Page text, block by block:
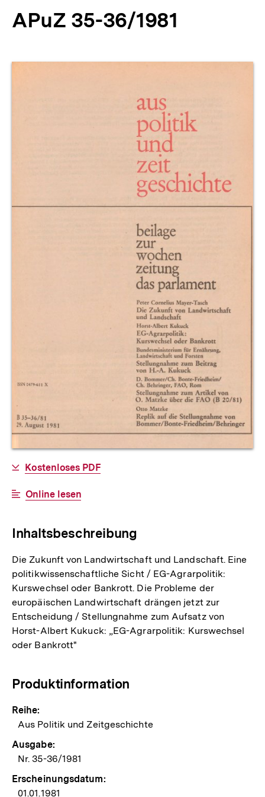
APuZ 35-36/1981
Allgemeine
Informationen
Download-
Kostenloses PDF
Interner
Online lesen
Inhaltsbeschreibung
Die Zukunft von Landwirtschaft und Landschaft. Eine
politikwissenschaftliche Sicht / EG-Agrarpolitik:
Kurswechsel oder Bankrott. Die Probleme der
europäischen Landwirtschaft drängen jetzt zur
Entscheidung / Stellungnahme zum Aufsatz von
Horst-Albert Kukuck: „EG-Agrarpolitik: Kurswechsel
oder Bankrott"
Produktinformation
Reihe:
Aus Politik und Zeitgeschichte
Ausgabe:
Nr. 35-36/1981
Erscheinungsdatum:
01.01.1981